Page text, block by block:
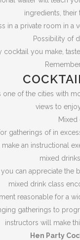
ingredients, their
in a private room in a
Possibility of
cocktail you make,
one of the cities with
views to
Mixed
gatherings of in
make an instructional
mixed
you can appreciate the
mixed drink class
reasonable for a
gatherings to
instructors will make
Hen Party